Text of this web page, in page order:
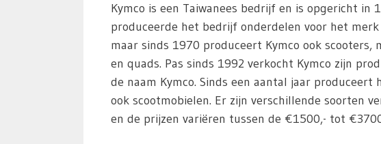
Kymco is een Taiwanees bedrijf en is opgericht in
produceerde het bedrijf onderdelen voor het merk
maar sinds 1970 produceert Kymco ook scooters,
en quads. Pas sinds 1992 verkocht Kymco zijn
de naam Kymco. Sinds een aantal jaar produceert
ook scootmobielen. Er zijn verschillende soorten
en de prijzen variëren tussen de €1500,- tot